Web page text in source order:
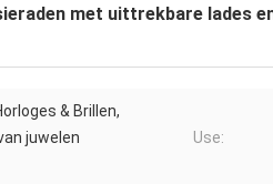
met uittrekbare lades
& Brillen,
juwelen
Use: